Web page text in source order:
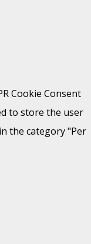
Cookie Consent
to store the user
the category "Per